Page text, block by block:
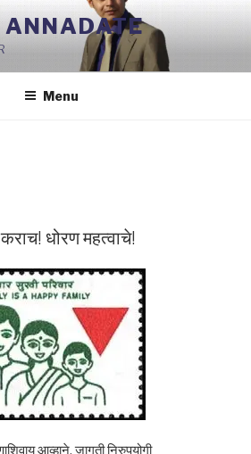
Menu
धोरण महत्वाचे!
आव्हाने, जागृती निरुपयोगी